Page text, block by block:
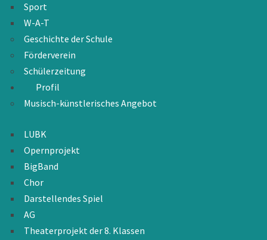
Sport
W-A-T
Geschichte der Schule
Förderverein
Schülerzeitung
Profil
Musisch-künstlerisches Angebot
LUBK
Opernprojekt
BigBand
Chor
Darstellendes Spiel
AG
Theaterprojekt der 8. Klassen